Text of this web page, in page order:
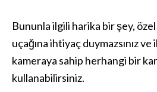
Bununla ilgili harika bir şey,
uçağına ihtiyaç duymazsınız
kameraya sahip herhangi bir
kullanabilirsiniz.